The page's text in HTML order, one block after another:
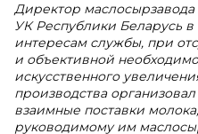
Директор маслосырзавода
УК Республики Беларусь в
интересам службы, при
и объективной
искусственного
производства
взаимные поставки
руководимому им